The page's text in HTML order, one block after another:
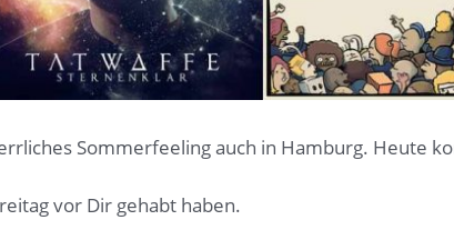
Sommerfeeling auch in Hamburg. Heute
vor Dir gehabt haben.